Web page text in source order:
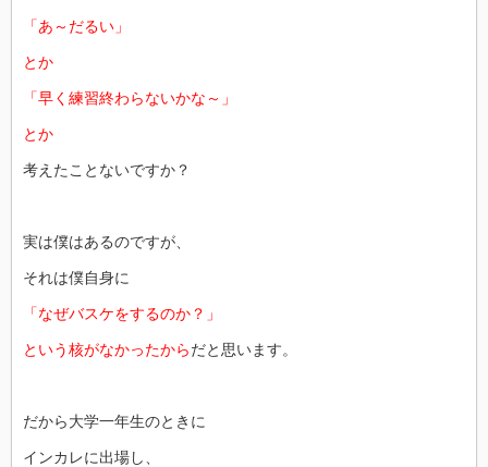
「あ～だるい」
とか
「早く練習終わらないかな～」
とか
考えたことないですか？
実は僕はあるのですが、
それは僕自身に
「なぜバスケをするのか？」
という核がなかったからだと思います。
だから大学一年生のときに
インカレに出場し、